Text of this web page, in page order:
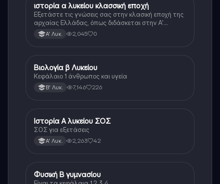
Ιστορία
ιστορία α λυκείου κλασσική εποχή
Εξετάστε τις γνώσεις σας στην κλασική εποχή της
αρχαίας Ελλάδας, όπως διδάσκεται στην Α'
Λυκείου.Α' Λυκ. 2,045 0
Βιολογία
Βιολογία β Λυκείου
Κεφάλαιο 1 άνθρωπος και υγεία
Β' Λυκ. 7,146 226
Ιστορία
Ιστορία Α λυκείου ΣΟΣ
ΣΟΣ για εξετάσεις
Α' Λυκ. 2,263 42
Φυσική
Φυσική Β γυμνασίου